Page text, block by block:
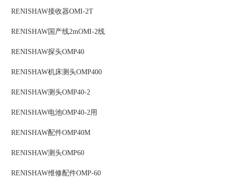
RENISHAW接收器OMI-2T
RENISHAW 国产线2mOMI-2线
RENISHAW探头OMP40
RENISHAW机床测头OMP400
RENISHAW测头OMP40-2
RENISHAW电池OMP40-2用
RENISHAW配件OMP40M
RENISHAW测头OMP60
RENISHAW维修配件OMP-60